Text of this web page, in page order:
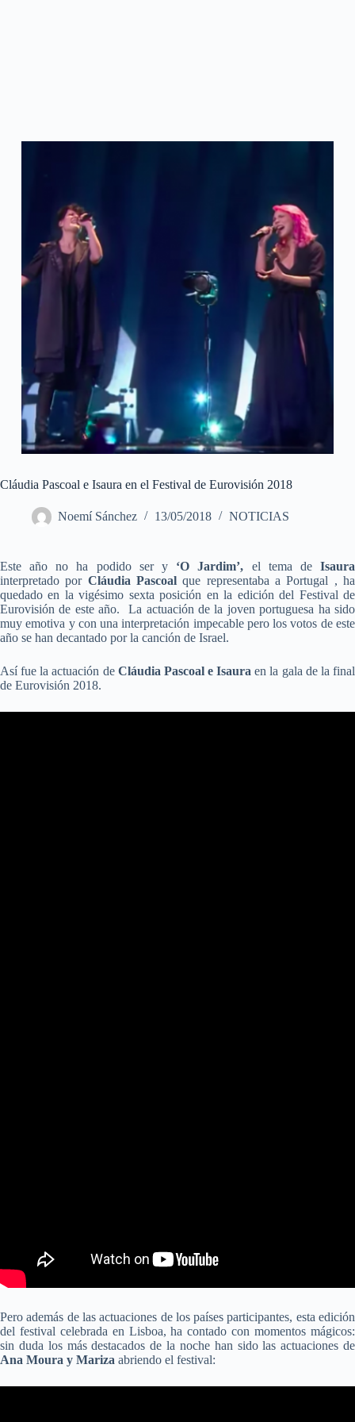
Cláudia Pascoal e Isaura en el Festival de Eurovisión 2018
Noemí Sánchez 13/05/2018 NOTICIAS
Este año no ha podido ser y ‘O Jardim’, el tema deIsaura
interpretado por Cláudia Pascoal que representaba a Portugal , ha
quedado en la vigésimo sexta posición en la edición del Festival de
Eurovisión de este año. La actuación de la joven portuguesa ha sido
muy emotiva y con una interpretación impecable pero los votos de este
año se han decantado por la canción de Israel.
Así fue la actuación de Cláudia Pascoal e Isaura en la gala de la final
de Eurovisión 2018.
Pero además de las actuaciones de los países participantes, esta edición
del festival celebrada en Lisboa, ha contado con momentos mágicos:
sin duda los más destacados de la noche han sido las actuaciones de
Ana Moura y Mariza abriendo el festival: